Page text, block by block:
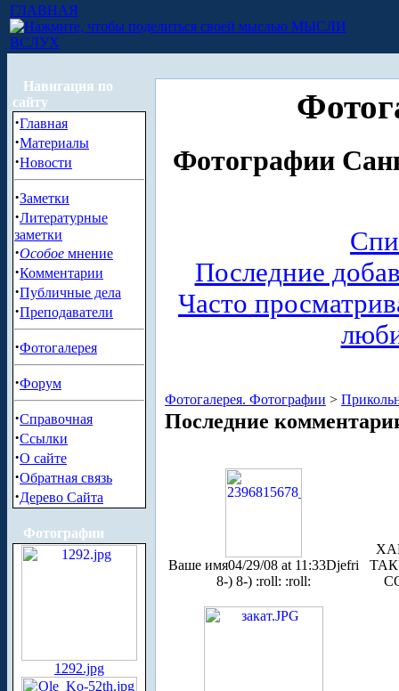
ГЛАВНАЯ
МЫСЛИ
ВСЛУХ
Навигация по
сайту
·Главная
·Материалы
·Новости
·Заметки
·Литературные
заметки
·Особое мнение
·Комментарии
·Публичные дела
·Преподаватели
·Фотогалерея
·Форум
·Справочная
·Ссылки
·О сайте
·Обратная связь
·Дерево Сайта
Фотографии
1292.jpg
Фотографии
Последние
Часто
Фотогалерея. Фотографии >
Последние
Ваше имя04/29/08 at 11:33Djefri
8-) 8-) :roll: :roll: